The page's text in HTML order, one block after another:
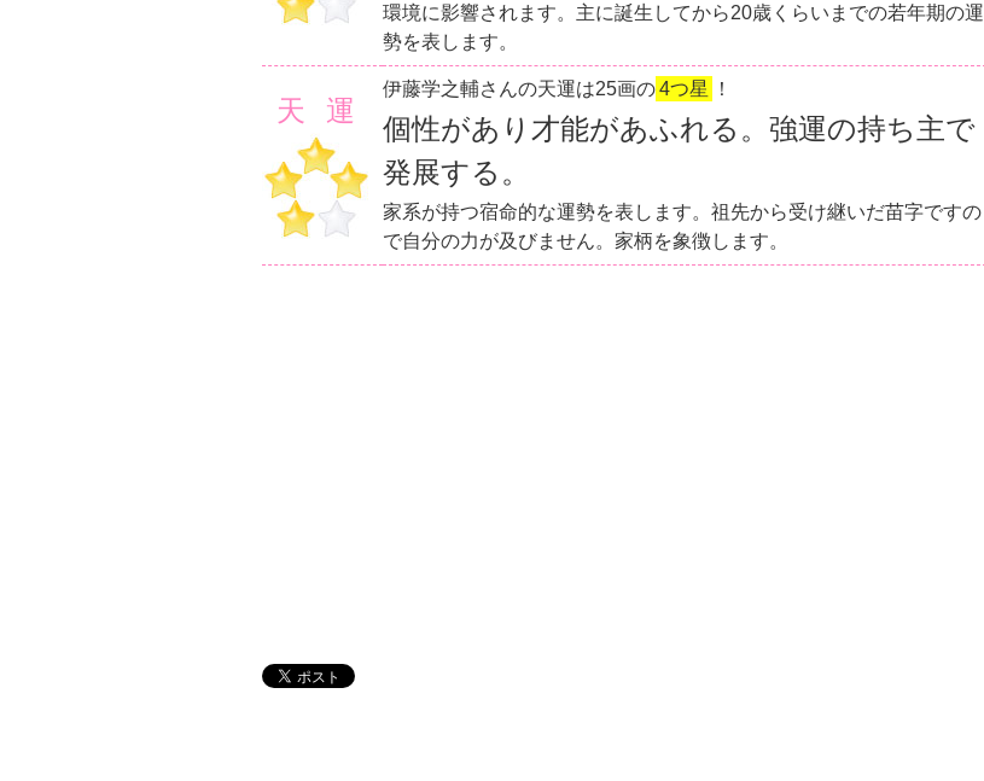
環境に影響されます。主に誕生してから20歳くらいまでの若年期の運
勢を表します。
天運
伊藤学之輔さんの天運は25画の4つ星 ！
個性があり才能があふれる。強運の持ち主で
発展する。
家系が持つ宿命的な運勢を表します。祖先から受け継いだ苗字ですの
で自分の力が及びません。家柄を象徴します。